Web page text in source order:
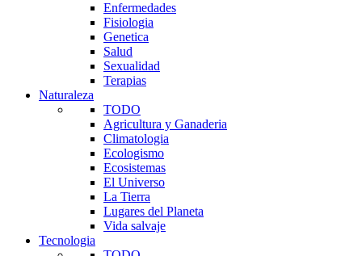
Enfermedades
Fisiologia
Genetica
Salud
Sexualidad
Terapias
Naturaleza
TODO
Agricultura y Ganaderia
Climatologia
Ecologismo
Ecosistemas
El Universo
La Tierra
Lugares del Planeta
Vida salvaje
Tecnologia